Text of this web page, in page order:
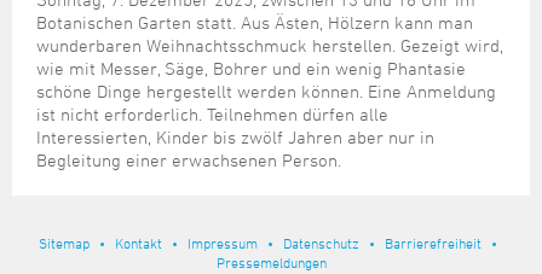
Umwelt-, Natur- und Klimaschutz
Verkehr und Mobilität
Wohnen, Bauen
Wahlen
Schule
Sterbefall
Studium
Umzug und Neubürger
Wohnen und Verbrauchen
Formulare
Online-Terminvergabe
Politik & Verwaltung
Pressemitteilungen
Wirtschaftsstruktur
Regionale Kooperationen
Unternehmensnachfolge
Unterstützung für ExistenzgründerInnen
Zukunftsregion JadeBay
Stadtarchiv
Volkshochschule
Weiterbildung
Stadt Wilhelmshaven
Unterkünfte
Kulturzentrum Pumpwerk
Maritime Meile
Museen und Ausstellungen
Schiffe, Häfen und Meer erleben
Sportangebot
Stadtpark
Botanischen Garten statt. Aus Ästen, Hölzern kann man
wunderbaren Weihnachtsschmuck herstellen. Gezeigt wird,
wie mit Messer, Säge, Bohrer und ein wenig Phantasie
schöne Dinge hergestellt werden können. Eine Anmeldung
ist nicht erforderlich. Teilnehmen dürfen alle
Interessierten, Kinder bis zwölf Jahren aber nur in
Begleitung einer erwachsenen Person.
Sitemap Kontakt Impressum Datenschutz
Barrierefreiheit
Pressemeldungen